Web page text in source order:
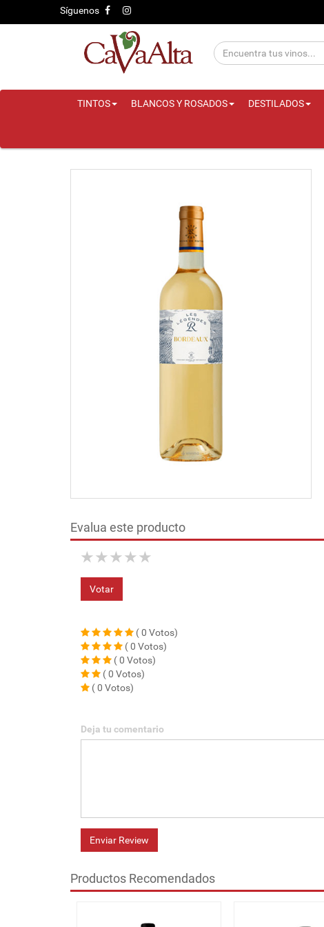
Síguenos
TINTOS BLANCOS Y ROSADOS DESTILADOS
Evalua este producto
★
★
★
★
★
Votar
( 0 Votos)
( 0 Votos)
( 0 Votos)
( 0 Votos)
( 0 Votos)
Deja tu comentario
Enviar Review
Productos Recomendados